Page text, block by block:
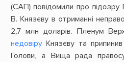
(САП) повідомили про підозру
В. Князєву в отриманні
2,7 млн доларів. Пленум
недовіруКнязєву та
Голови, а Вища рада